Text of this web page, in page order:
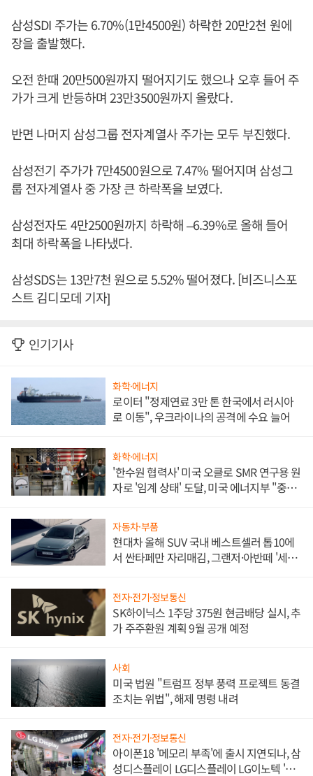
삼성SDI 주가는 6.70%(1만4500원) 하락한 20만2천 원에
장을 출발했다.
오전 한때 20만500원까지 떨어지기도 했으나 오후 들어 주
가가 크게 반등하며 23만3500원까지 올랐다.
반면 나머지 삼성그룹 전자계열사 주가는 모두 부진했다.
삼성전기 주가가 7만4500원으로 7.47% 떨어지며 삼성그
룹 전자계열사 중 가장 큰 하락폭을 보였다.
삼성전자도 4만2500원까지 하락해 –6.39%로 올해 들어
최대 하락폭을 나타냈다.
삼성SDS는 13만7천 원으로 5.52% 떨어졌다. [비즈니스포
스트 김디모데 기자]
인기기사
화학·에너지
로이터 "정제연료 3만 톤 한국에서 러시아
로 이동", 우크라이나의 공격에 수요 늘어
화학·에너지
'한수원 협력사' 미국 오클로 SMR 연구용 원
자로 '임계 상태' 도달, 미국 에너지부 "중요
자동차·부품
현대차 올해 SUV 국내 베스트셀러 톱10에
서 싼타페만 자리매김, 그랜저·아반떼 '세단
전자·전기·정보통신
SK하이닉스 1주당 375원 현금배당 실시, 추
가 주주환원 계획 9월 공개 예정
사회
미국 법원 "트럼프 정부 풍력 프로젝트 동결
조치는 위법", 해제 명령 내려
전자·전기·정보통신
아이폰18 '메모리 부족'에 출시 지연되나, 삼
성디스플레이 LG디스플레이 LG이노텍 '탈